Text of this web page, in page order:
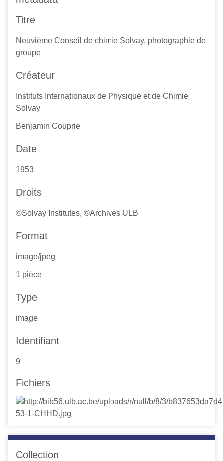
Titre
Neuvième Conseil de chimie Solvay, photographie de
groupe
Créateur
Instituts Internationaux de Physique et de Chimie
Solvay
Benjamin Couprie
Date
1953
Droits
©Solvay Institutes, ©Archives ULB
Format
image/jpeg
1 pièce
Type
image
Identifiant
9
Fichiers
Collection